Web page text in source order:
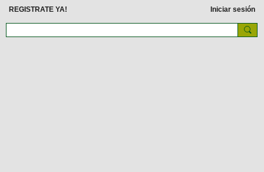
REGISTRATE YA! Iniciar sesión